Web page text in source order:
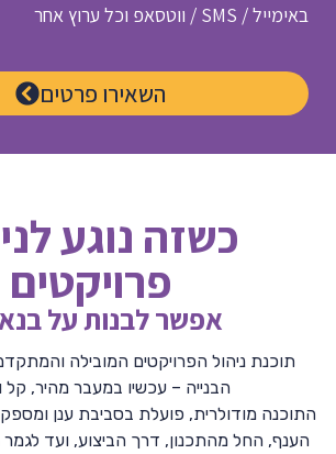
באימייל / SMS / ווטסאפ וכל ערוץ אחר
השאירו פרטים
כשזה נוגע
פרויקטים
אפשר לבנות על
תוכנת ניהול הפרויקטים המובילה
הבנייה – עכשיו במעבר מהיר, קל
התוכנה מודולרית, פועלת בסביבת ענן
הענף, החל מהתכנון, דרך הביצוע, ועד